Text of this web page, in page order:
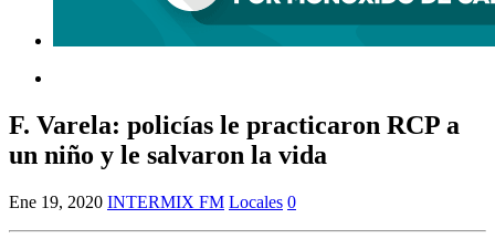
F. Varela: policías le practicaron RCP a
un niño y le salvaron la vida
Ene 19, 2020 INTERMIX FM Locales 0